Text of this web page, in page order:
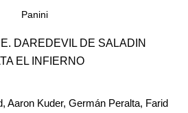
Panini
Aaron Kuder, Germán Peralta, Farid